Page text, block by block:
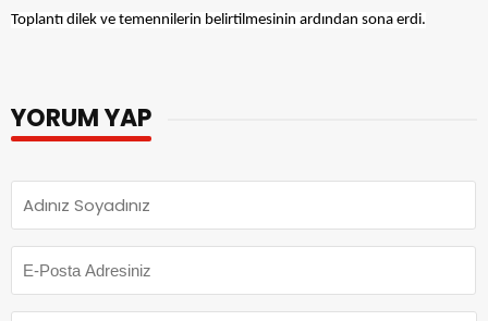
Toplantı dilek ve temennilerin belirtilmesinin ardından sona erdi.
YORUM YAP